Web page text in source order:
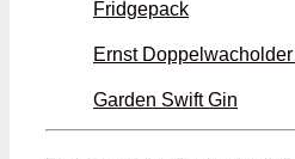
Fridgepack
Ernst
Garden Swift Gin